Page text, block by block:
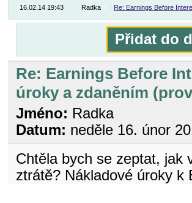
16.02.14 19:43 Radka Re: Earnings Before
Přidat do
Re: Earnings Before
úroky a zdaněním
Jméno: Radka
Datum: neděle 16. únor
Chtěla bych se zeptat, jak
ztrátě? Nákladové úroky k